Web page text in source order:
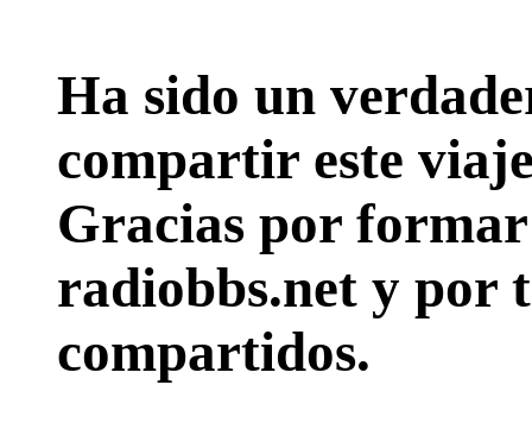
Ha sido un
compartir este
Gracias por
radiobbs.net y por
compartidos.